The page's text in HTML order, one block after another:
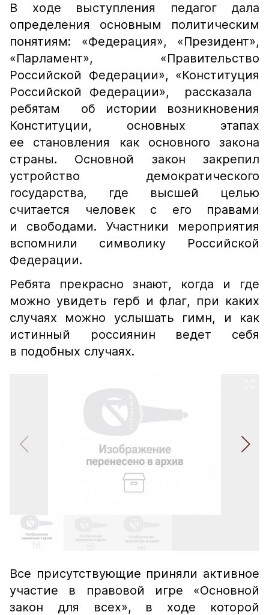
В ходе выступления​ педагог дала
определения основным политическим
понятиям: «Федерация», «Президент»,
«Парламент», «Правительство
Российской Федерации», «Конституция
Российской Федерации», ​ рассказала ​
ребятам ​ об истории возникновения
Конституции, основных этапах
ее становления как основного закона
страны. Основной закон закрепил
устройство демократического
государства, где высшей целью
считается человек с его правами
и свободами. Участники мероприятия
вспомнили символику Российской
Федерации.
Ребята прекрасно знают, когда и где
можно увидеть герб и флаг, при каких
случаях можно услышать гимн, и как
истинный россиянин ведет себя
в подобных случаях.
Все присутствующие приняли активное
участие в правовой игре «Основной
закон для всех», в ходе которой